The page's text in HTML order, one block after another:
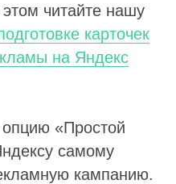
читайте нашу
карточек
на Яндекс
«Простой
самому
кампанию.